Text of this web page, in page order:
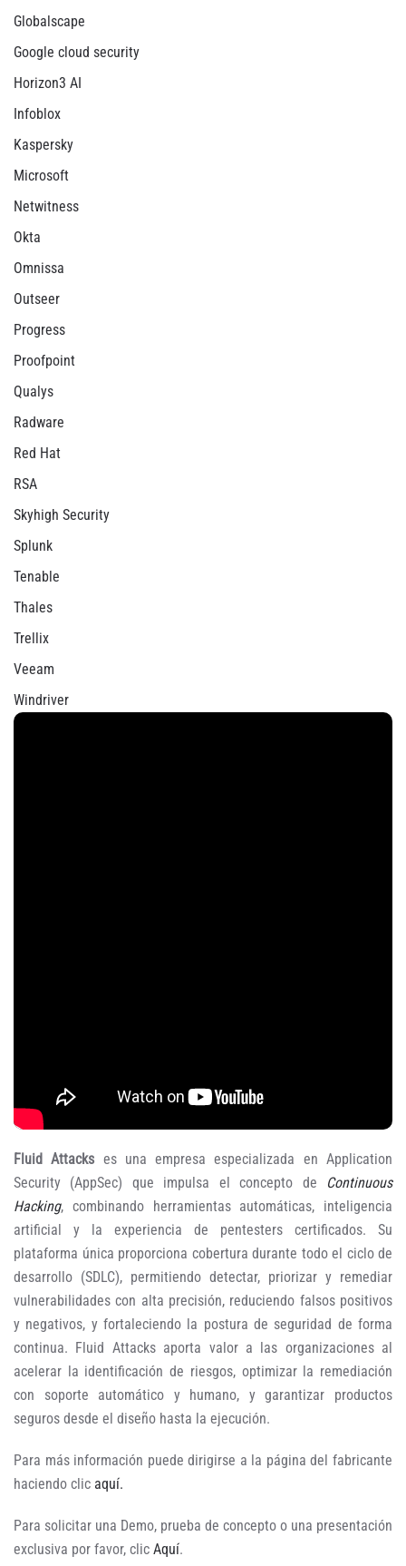
Globalscape
Google cloud security
Horizon3 AI
Infoblox
Kaspersky
Microsoft
Netwitness
Okta
Omnissa
Outseer
Progress
Proofpoint
Qualys
Radware
Red Hat
RSA
Skyhigh Security
Splunk
Tenable
Thales
Trellix
Veeam
Windriver
Fluid Attacks es una empresa especializada en Application
Security (AppSec) que impulsa el concepto de
Continuous
Hacking, combinando herramientas automáticas, inteligencia
artificial y la experiencia de pentesters certificados. Su
plataforma única proporciona cobertura durante todo el ciclo de
desarrollo (SDLC), permitiendo detectar, priorizar y remediar
vulnerabilidades con alta precisión, reduciendo falsos positivos
y negativos, y fortaleciendo la postura de seguridad de forma
continua. Fluid Attacks aporta valor a las organizaciones al
acelerar la identificación de riesgos, optimizar la remediación
con soporte automático y humano, y garantizar productos
seguros desde el diseño hasta la ejecución.
Para más información puede dirigirse a la página del fabricante
haciendo clic aquí.
Para solicitar una Demo, prueba de concepto o una presentación
exclusiva por favor, clic Aquí.